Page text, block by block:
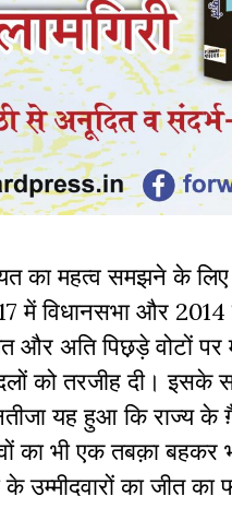
का महत्व समझने के
में विधानसभा और
अति पिछ़ड़े वोटों पर
को तरजीह दी। इसके
यह हुआ कि राज्य
का भी एक तबक़ा बहकर
उम्मीदवारों का जीत